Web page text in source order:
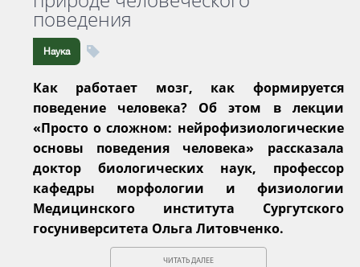
поведения
Наука
Как работает мозг, как формируется
поведение человека? Об этом в лекции
«Просто о сложном: нейрофизиологические
основы поведения человека» рассказала
доктор биологических наук, профессор
кафедры морфологии и физиологии
Медицинского института Сургутского
госуниверситета Ольга Литовченко.
ЧИТАТЬ ДАЛЕЕ